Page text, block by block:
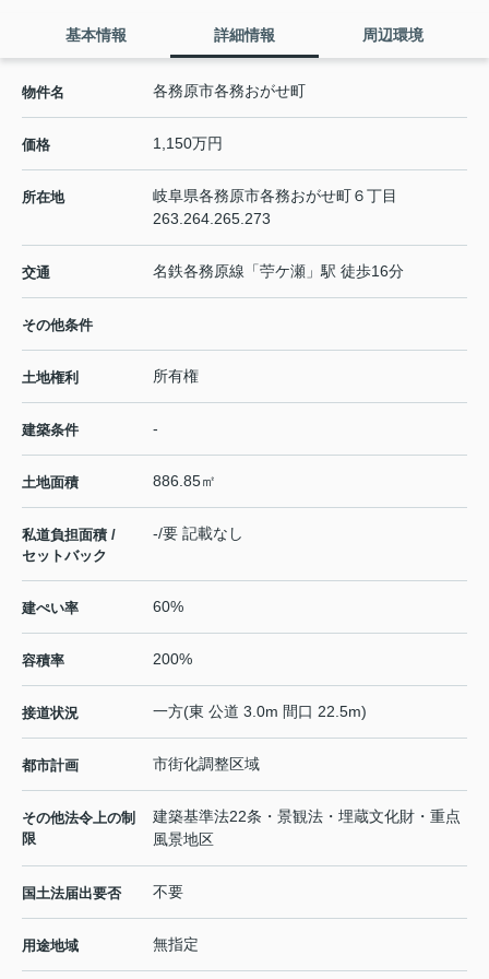
基本情報 詳細情報 周辺環境
物件名 各務原市各務おがせ町
価格 1,150万円
所在地 岐阜県各務原市各務おがせ町６丁目
263.264.265.273
交通 名鉄各務原線 「苧ケ瀬 」駅 徒歩16分
その他条件
土地権利 所有権
建築条件 -
土地面積 886.85㎡
私道負担面積 /
セットバック
-/要 記載なし
建ぺい率 60%
容積率 200%
接道状況 一方(東 公道 3.0m 間口 22.5m)
都市計画 市街化調整区域
その他法令上の制
限
建築基準法22条・景観法・埋蔵文化財・重点
風景地区
国土法届出要否 不要
用途地域 無指定